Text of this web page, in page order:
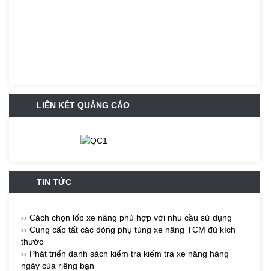
LIÊN KẾT QUẢNG CÁO
TIN TỨC
›› Cách chọn lốp xe nâng phù hợp với nhu cầu sử dụng
›› Cung cấp tất các dòng phụ tùng xe nâng TCM đủ kích
thước
›› Phát triển danh sách kiểm tra kiểm tra xe nâng hàng
ngày của riêng bạn